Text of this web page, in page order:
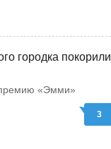
городка покорили
«Эмми»
3